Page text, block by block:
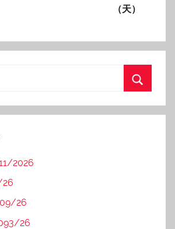
（天）
2026
26
26
26